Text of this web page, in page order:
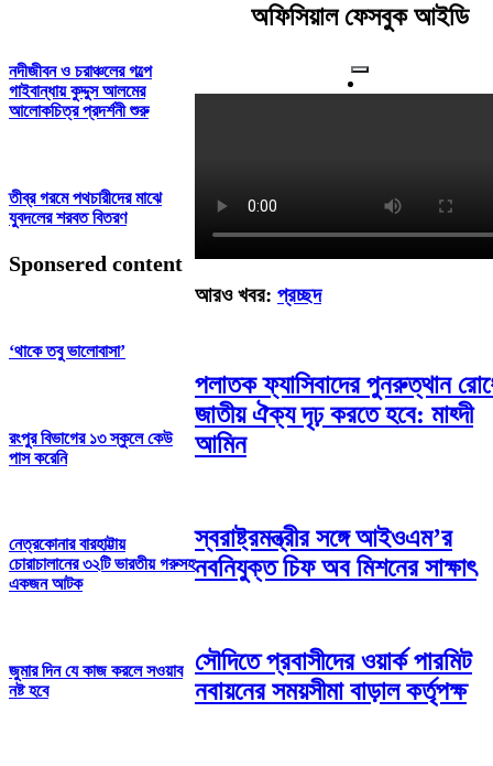
নদীজীবন ও চরাঞ্চলের গল্পে
গাইবান্ধায় কুদ্দুস আলমের
আলোকচিত্র প্রদর্শনী শুরু
তীব্র গরমে পথচারীদের মাঝে
যুবদলের শরবত বিতরণ
Sponsered content
‘থাকে তবু ভালোবাসা’
রংপুর বিভাগের ১৩ স্কুলে কেউ
পাস করেনি
নেত্রকোনার বারহাট্টায়
চোরাচালানের ৩২টি ভারতীয় গরুসহ
একজন আটক
জুমার দিন যে কাজ করলে সওয়াব
নষ্ট হবে
অফিসিয়াল ফেসবুক আইডি
আরও খবর: প্রচ্ছদ
পলাতক ফ্যাসিবাদের পুনরুত্থান
জাতীয় ঐক্য দৃঢ় করতে হবে: মাহ্দী
আমিন
স্বরাষ্ট্রমন্ত্রীর সঙ্গে আইওএম’র
নবনিযুক্ত চিফ অব মিশনের সাক্ষাৎ
সৌদিতে প্রবাসীদের ওয়ার্ক পারমিট
নবায়নের সময়সীমা বাড়াল কর্তৃপক্ষ